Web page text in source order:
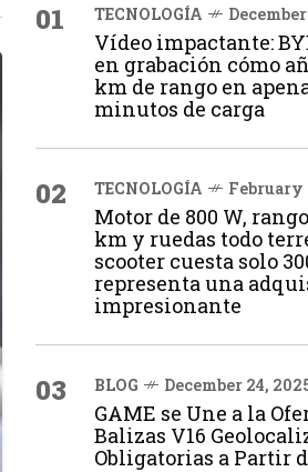
01 TECNOLOGÍA
Vídeo impactante:
en grabación cómo
km de rango en
minutos de carga
02 TECNOLOGÍA February
Motor de 800 W,
km y ruedas todo
scooter cuesta solo
representa una
impresionante
03 BLOG December 24,
GAME se Une a la
Balizas V16
Obligatorias a Partir